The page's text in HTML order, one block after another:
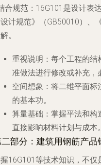
合规范 ：16G101是设计表
计规范》（GB50010）、
。
重视说明 ：每个工程的
准做法进行修改或补充，
空间想象 ：将二维平面
的基本功。
算量基础 ：掌握平法和
直接影响材料计划与成本。
二部分：建筑用钢筋产
16G101等技术知识，不